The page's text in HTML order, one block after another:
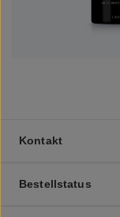
Kontakt
Bestellstatus